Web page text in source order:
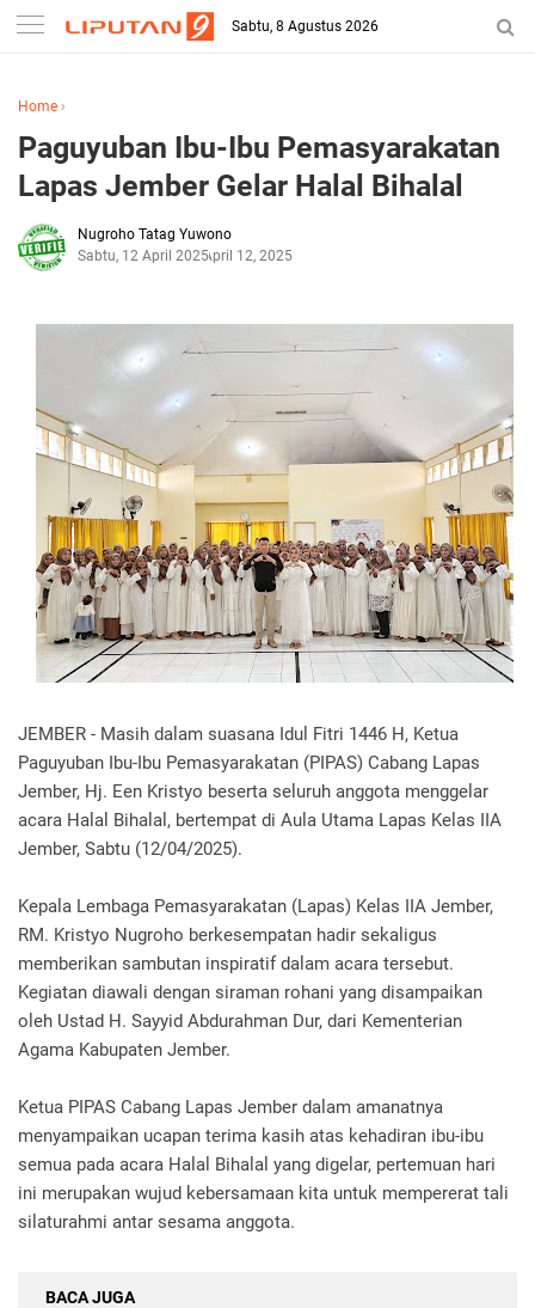
Sabtu, 8 Agustus 2026
Home ›
Paguyuban Ibu-Ibu Pemasyarakatan
Lapas Jember Gelar Halal Bihalal
Nugroho Tatag Yuwono
Sabtu, 12 April 2025April 12, 2025
JEMBER - Masih dalam suasana Idul Fitri 1446 H, Ketua
Paguyuban Ibu-Ibu Pemasyarakatan (PIPAS) Cabang Lapas
Jember, Hj. Een Kristyo beserta seluruh anggota menggelar
acara Halal Bihalal, bertempat di Aula Utama Lapas Kelas IIA
Jember, Sabtu (12/04/2025).
Kepala Lembaga Pemasyarakatan (Lapas) Kelas IIA Jember,
RM. Kristyo Nugroho berkesempatan hadir sekaligus
memberikan sambutan inspiratif dalam acara tersebut.
Kegiatan diawali dengan siraman rohani yang disampaikan
oleh Ustad H. Sayyid Abdurahman Dur, dari Kementerian
Agama Kabupaten Jember.
Ketua PIPAS Cabang Lapas Jember dalam amanatnya
menyampaikan ucapan terima kasih atas kehadiran ibu-ibu
semua pada acara Halal Bihalal yang digelar, pertemuan hari
ini merupakan wujud kebersamaan kita untuk mempererat tali
silaturahmi antar sesama anggota.
BACA JUGA